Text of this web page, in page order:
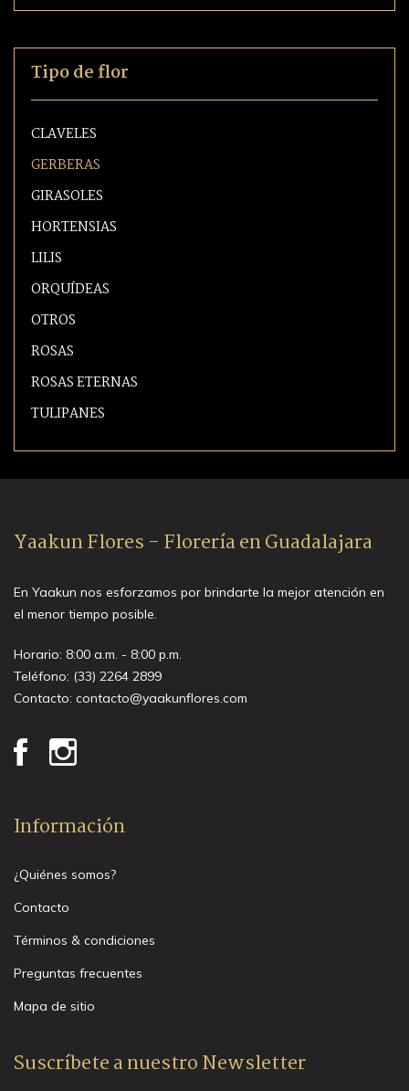
Tipo de flor
CLAVELES
GERBERAS
GIRASOLES
HORTENSIAS
LILIS
ORQUÍDEAS
OTROS
ROSAS
ROSAS ETERNAS
TULIPANES
Yaakun Flores - Florería en Guadalajara
En Yaakun nos esforzamos por brindarte la mejor atención en
el menor tiempo posible.
Horario: 8:00 a.m. - 8:00 p.m.
Teléfono: (33) 2264 2899
Contacto: contacto@yaakunflores.com
Información
¿Quiénes somos?
Contacto
Términos & condiciones
Preguntas frecuentes
Mapa de sitio
Suscríbete a nuestro Newsletter